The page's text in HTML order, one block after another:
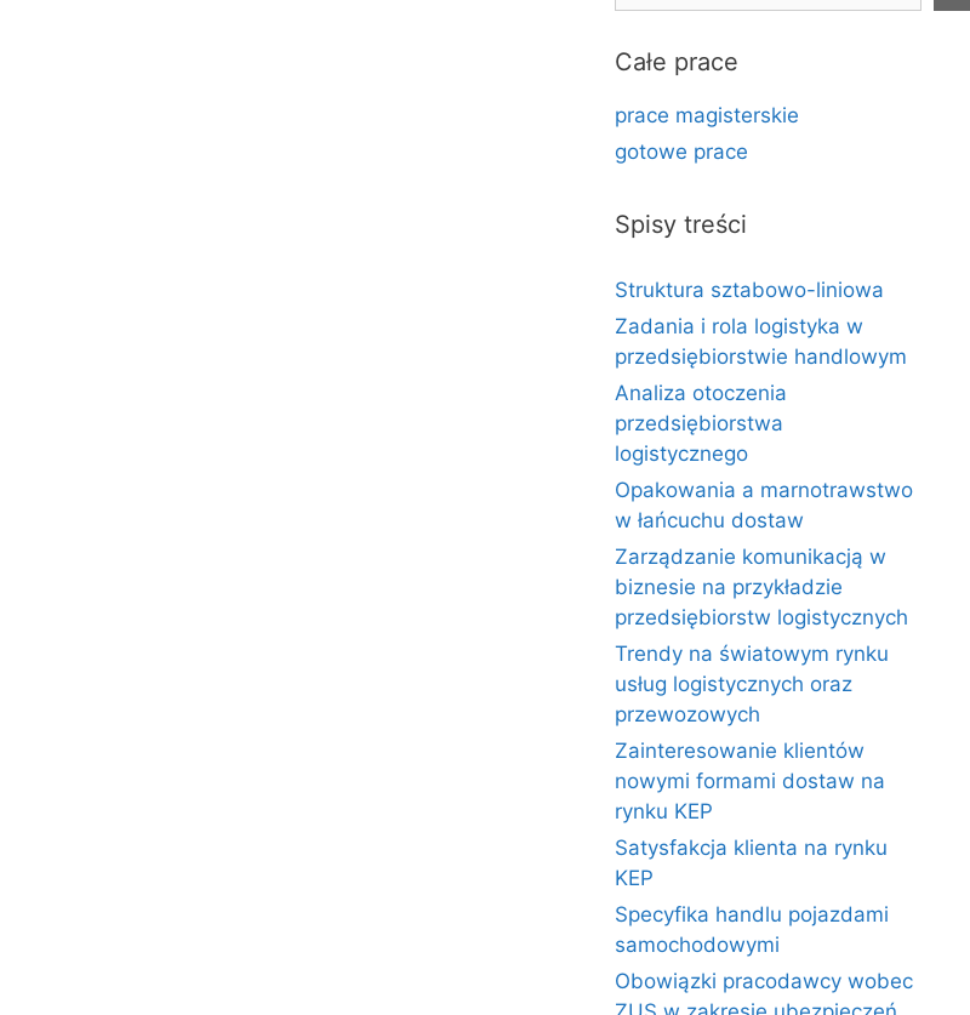
Całe prace
prace magisterskie
gotowe prace
Spisy treści
Struktura sztabowo-liniowa
Zadania i rola logistyka w
przedsiębiorstwie handlowym
Analiza otoczenia
przedsiębiorstwa
logistycznego
Opakowania a marnotrawstwo
w łańcuchu dostaw
Zarządzanie komunikacją w
biznesie na przykładzie
przedsiębiorstw logistycznych
Trendy na światowym rynku
usług logistycznych oraz
przewozowych
Zainteresowanie klientów
nowymi formami dostaw na
rynku KEP
Satysfakcja klienta na rynku
KEP
Specyfika handlu pojazdami
samochodowymi
Obowiązki pracodawcy wobec